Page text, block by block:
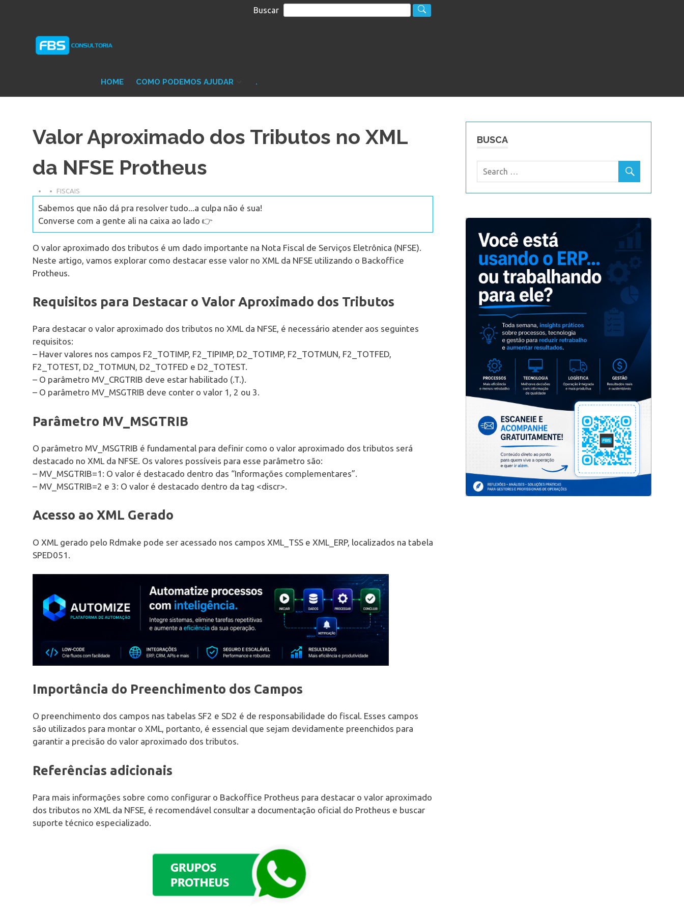
Buscar
Protheus
TOTVS
HOME COMO PODEMOS AJUDAR .
Valor Aproximado dos Tributos no XML
da NFSE Protheus
FISCAIS
Sabemos que não dá pra resolver tudo...a culpa não é sua!
Converse com a gente ali na caixa ao lado 👉
O valor aproximado dos tributos é um dado importante na Nota Fiscal de Serviços Eletrônica (NFSE).
Neste artigo, vamos explorar como destacar esse valor no XML da NFSE utilizando o Backoffice
Protheus.
Requisitos para Destacar o Valor Aproximado dos Tributos
Para destacar o valor aproximado dos tributos no XML da NFSE, é necessário atender aos seguintes
requisitos:
– Haver valores nos campos F2_TOTIMP, F2_TIPIMP, D2_TOTIMP, F2_TOTMUN, F2_TOTFED,
F2_TOTEST, D2_TOTMUN, D2_TOTFED e D2_TOTEST.
– O parâmetro MV_CRGTRIB deve estar habilitado (.T.).
– O parâmetro MV_MSGTRIB deve conter o valor 1, 2 ou 3.
Parâmetro MV_MSGTRIB
O parâmetro MV_MSGTRIB é fundamental para definir como o valor aproximado dos tributos será
destacado no XML da NFSE. Os valores possíveis para esse parâmetro são:
– MV_MSGTRIB=1: O valor é destacado dentro das “Informações complementares”.
– MV_MSGTRIB=2 e 3: O valor é destacado dentro da tag <discr>.
Acesso ao XML Gerado
O XML gerado pelo Rdmake pode ser acessado nos campos XML_TSS e XML_ERP, localizados na tabela
SPED051.
Importância do Preenchimento dos Campos
O preenchimento dos campos nas tabelas SF2 e SD2 é de responsabilidade do fiscal. Esses campos
são utilizados para montar o XML, portanto, é essencial que sejam devidamente preenchidos para
garantir a precisão do valor aproximado dos tributos.
Referências adicionais
Para mais informações sobre como configurar o Backoffice Protheus para destacar o valor aproximado
dos tributos no XML da NFSE, é recomendável consultar a documentação oficial do Protheus e buscar
suporte técnico especializado.
BUSCA